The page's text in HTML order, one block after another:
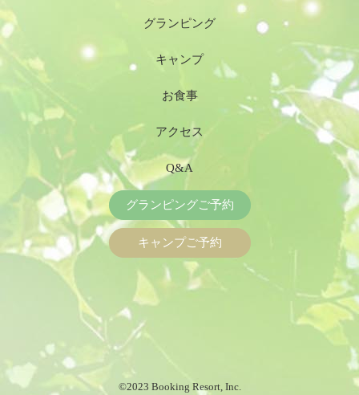
グランピング
キャンプ
お食事
アクセス
Q&A
グランピングご予約
キャンプご予約
©2023 Booking Resort, Inc.